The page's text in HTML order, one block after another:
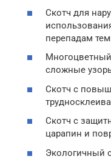
Скотч для
перепадам
Многоцветный
сложные
Скотч с
Скотч с
царапин и
Экологичный